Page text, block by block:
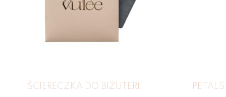
ŚCIERECZKA DO BIŻUTERII